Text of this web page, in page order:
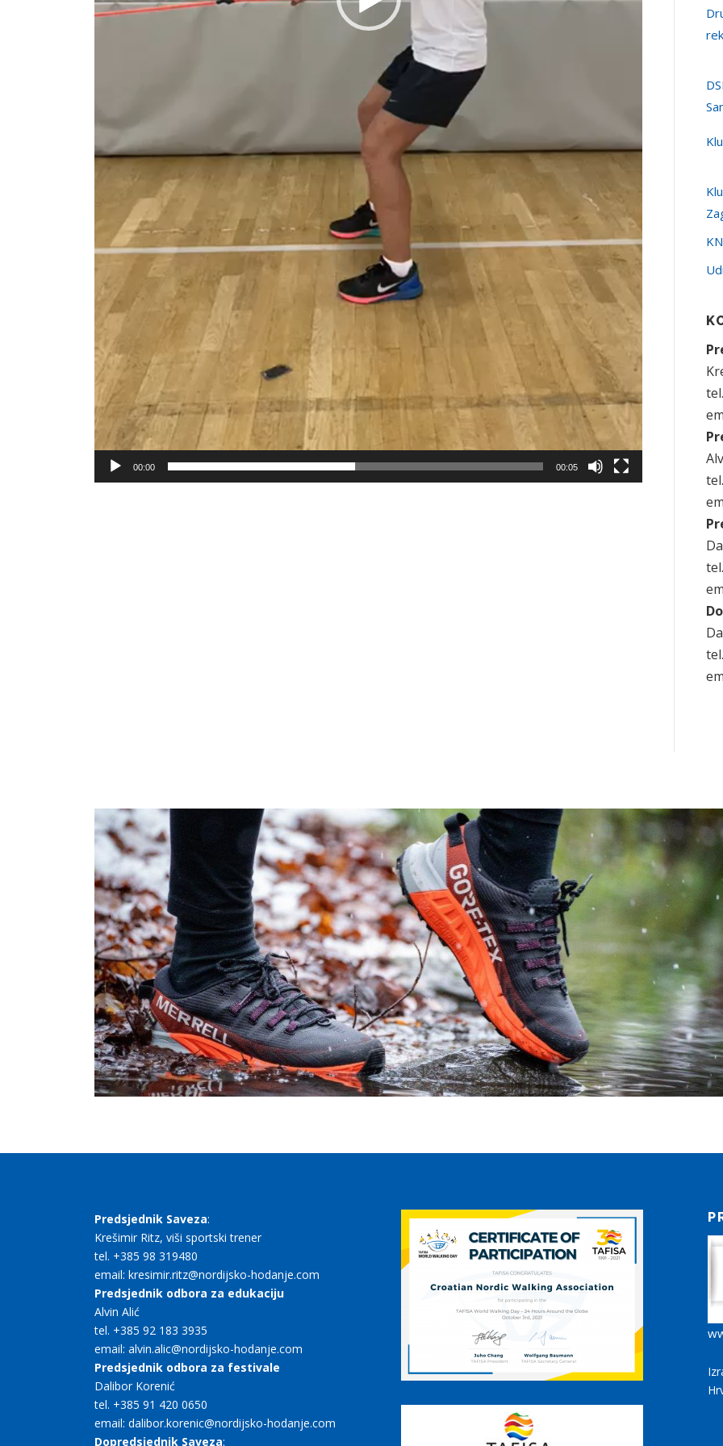
00:00 00:05
Predsjednik Saveza:
Krešimir Ritz, viši sportski trener
tel. +385 98 319480
email: kresimir.ritz@nordijsko-hodanje.com
Predsjednik odbora za edukaciju
Alvin Alić
tel. +385 92 183 3935
email: alvin.alic@nordijsko-hodanje.com
Predsjednik odbora za festivale
Dalibor Korenić
tel. +385 91 420 0650
email: dalibor.korenic@nordijsko-hodanje.com
Dopredsjednik Saveza: